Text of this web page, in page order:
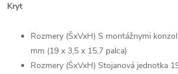
Kryt
Rozmery (ŠxVxH) S montážnymi
mm (19 x 3,5 x 15,7 palca)
Rozmery (ŠxVxH) Stojanová jednotka